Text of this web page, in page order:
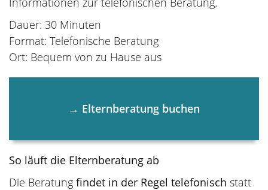
Dauer: 30 Minuten
Format: Telefonische Beratung
Ort: Bequem von zu Hause aus
→ Elternberatung buchen
So läuft die Elternberatung ab
Die Beratung findet in der Regel telefonisch statt